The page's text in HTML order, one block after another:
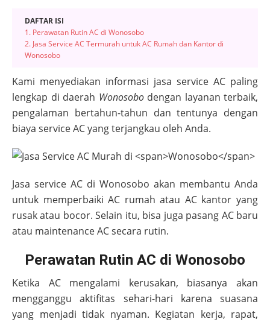
DAFTAR ISI
1. Perawatan Rutin AC di Wonosobo
2. Jasa Service AC Termurah untuk AC Rumah dan Kantor di
Wonosobo
Kami menyediakan informasi jasa service AC paling
lengkap di daerah Wonosobodengan layanan terbaik,
pengalaman bertahun-tahun dan tentunya dengan
biaya service AC yang terjangkau oleh Anda.
Jasa service AC di Wonosobo akan membantu Anda
untuk memperbaiki AC rumah atau AC kantor yang
rusak atau bocor. Selain itu, bisa juga pasang AC baru
atau maintenance AC secara rutin.
Perawatan Rutin AC di Wonosobo
Ketika AC mengalami kerusakan, biasanya akan
mengganggu aktifitas sehari-hari karena suasana
yang menjadi tidak nyaman. Kegiatan kerja, rapat,